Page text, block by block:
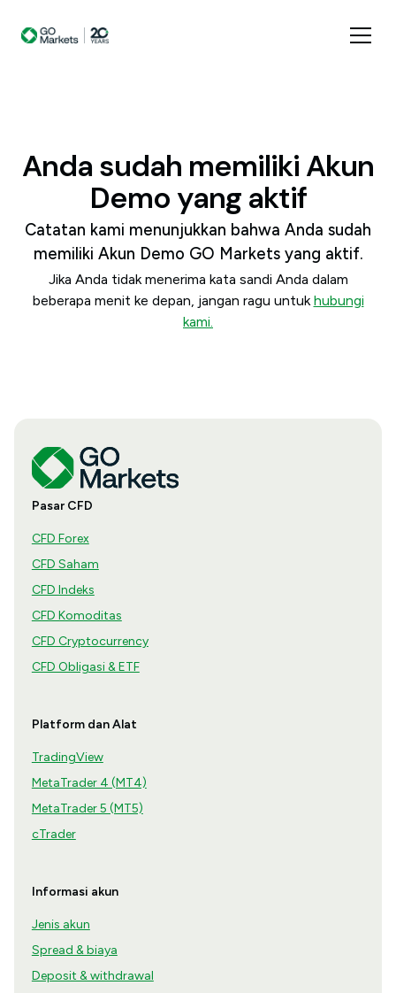
Anda sudah memiliki Akun
Demo yang aktif
Catatan kami menunjukkan bahwa Anda sudah
memiliki Akun Demo GO Markets yang aktif.
Jika Anda tidak menerima kata sandi Anda dalam
beberapa menit ke depan, jangan ragu untukhubungi
kami.
Pasar CFD
CFD Forex
CFD Saham
CFD Indeks
CFD Komoditas
CFD Cryptocurrency
CFD Obligasi & ETF
Platform dan Alat
TradingView
MetaTrader 4 (MT4)
MetaTrader 5 (MT5)
cTrader
Informasi akun
Jenis akun
Spread & biaya
Deposit & withdrawal